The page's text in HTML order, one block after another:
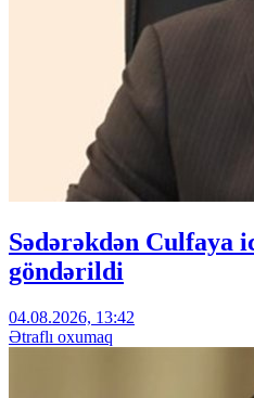
Sədərəkdən Culfaya
göndərildi
04.08.2026, 13:42
Ətraflı oxumaq